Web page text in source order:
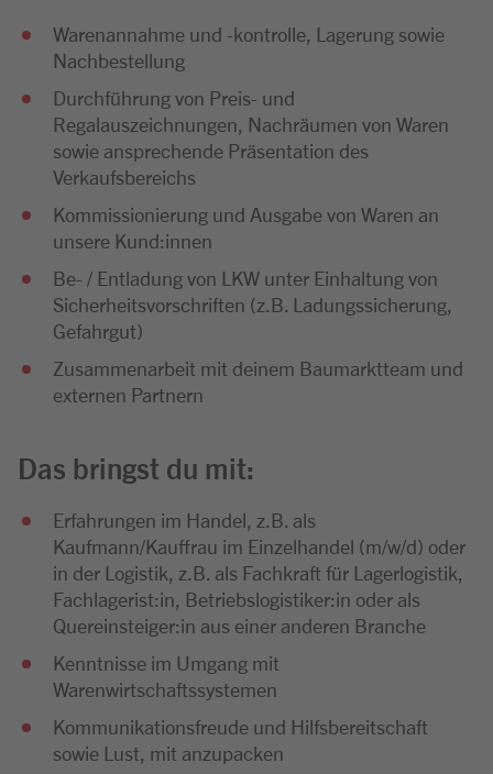
Warenannahme und -kontrolle, Lagerung sowie
Nachbestellung
Durchführung von Preis- und
Regalauszeichnungen, Nachräumen von Waren
sowie ansprechende Präsentation des
Verkaufsbereichs
Kommissionierung und Ausgabe von Waren an
unsere Kund:innen
Be- / Entladung von LKW unter Einhaltung von
Sicherheitsvorschriften (z.B. Ladungssicherung,
Gefahrgut)
Zusammenarbeit mit deinem Baumarktteam und
externen Partnern
Das bringst du mit:
Erfahrungen im Handel, z.B. als
Kaufmann/Kauffrau im Einzelhandel (m/w/d) oder
in der Logistik, z.B. als Fachkraft für Lagerlogistik,
Fachlagerist:in, Betriebslogistiker:in oder als
Quereinsteiger:in aus einer anderen Branche
Kenntnisse im Umgang mit
Warenwirtschaftssystemen
Kommunikationsfreude und Hilfsbereitschaft
sowie Lust, mit anzupacken